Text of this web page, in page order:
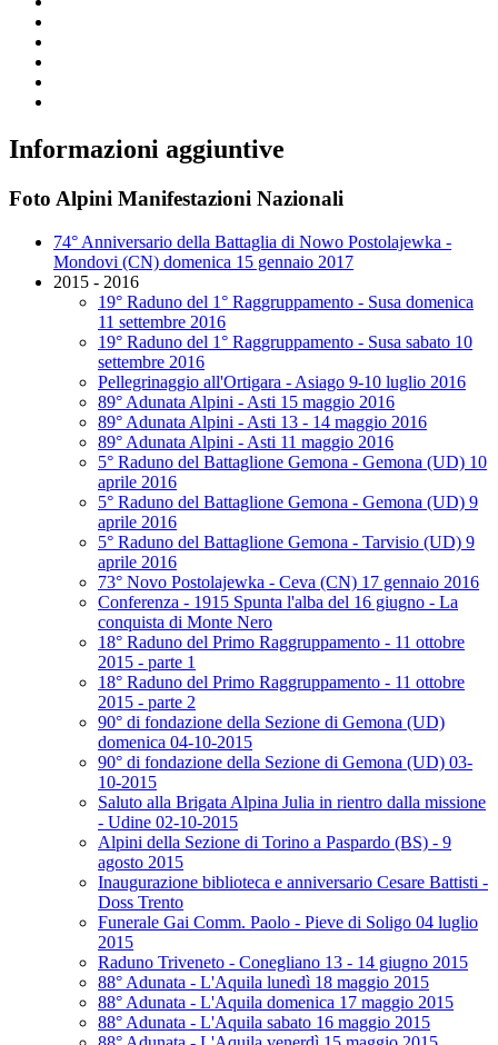
Informazioni aggiuntive
Foto Alpini Manifestazioni Nazionali
74° Anniversario della Battaglia di Nowo Postolajewka -
Mondovi (CN) domenica 15 gennaio 2017
2015 - 2016
19° Raduno del 1° Raggruppamento - Susa domenica
11 settembre 2016
19° Raduno del 1° Raggruppamento - Susa sabato 10
settembre 2016
Pellegrinaggio all'Ortigara - Asiago 9-10 luglio 2016
89° Adunata Alpini - Asti 15 maggio 2016
89° Adunata Alpini - Asti 13 - 14 maggio 2016
89° Adunata Alpini - Asti 11 maggio 2016
5° Raduno del Battaglione Gemona - Gemona (UD) 10
aprile 2016
5° Raduno del Battaglione Gemona - Gemona (UD) 9
aprile 2016
5° Raduno del Battaglione Gemona - Tarvisio (UD) 9
aprile 2016
73° Novo Postolajewka - Ceva (CN) 17 gennaio 2016
Conferenza - 1915 Spunta l'alba del 16 giugno - La
conquista di Monte Nero
18° Raduno del Primo Raggruppamento - 11 ottobre
2015 - parte 1
18° Raduno del Primo Raggruppamento - 11 ottobre
2015 - parte 2
90° di fondazione della Sezione di Gemona (UD)
domenica 04-10-2015
90° di fondazione della Sezione di Gemona (UD) 03-
10-2015
Saluto alla Brigata Alpina Julia in rientro dalla missione
- Udine 02-10-2015
Alpini della Sezione di Torino a Paspardo (BS) - 9
agosto 2015
Inaugurazione biblioteca e anniversario Cesare Battisti -
Doss Trento
Funerale Gai Comm. Paolo - Pieve di Soligo 04 luglio
2015
Raduno Triveneto - Conegliano 13 - 14 giugno 2015
88° Adunata - L'Aquila lunedì 18 maggio 2015
88° Adunata - L'Aquila domenica 17 maggio 2015
88° Adunata - L'Aquila sabato 16 maggio 2015